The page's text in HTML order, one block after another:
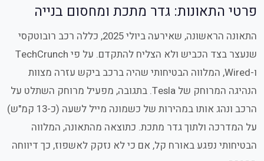
פרטי התאונות: גדר מתכת ומחסום בנייה
התאונה הראשונה, שאירעה ביולי 2025, כללה רכב רובוטקסי
שנעצר בצד הכביש ולא הצליח להתקדם. על פי TechCrunch
ו-Wired, המלווה הבטיחותי שהיה ברכב ביקש עזרה מצוות
הנהיגה המרוחק של Tesla. בתגובה, מפעיל מרוחק השתלט על
הרכב ונהג אותו במהירות של כשמונה מייל לשעה (כ-13 קמ"ש)
על המדרכה ולתוך גדר מתכת. כתוצאה מהתאונה, המלווה
הבטיחותי נפגע באורח קל, אם כי לא נזקק לאשפוז, כך דיווחה